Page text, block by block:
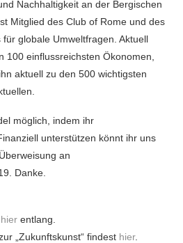
Nachhaltigkeit an der Bergischen
Mitglied des Club of Rome und des
globale Umweltfragen. Aktuell
100 einflussreichsten Ökonomen,
aktuell zu den 500 wichtigsten
möglich, indem ihr
unterstützen könnt ihr uns
an
Danke.
hier entlang.
„Zukunftskunst“ findest hier.